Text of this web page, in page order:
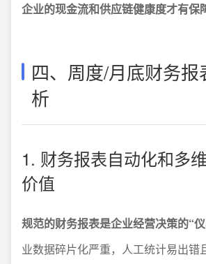
企业的现金流和供应链健康度才有保
四、周度/月底财务报
析
1. 财务报表自动化和多
价值
规范的财务报表是企业经营决策的“仪
业数据碎片化严重，人工统计易出错